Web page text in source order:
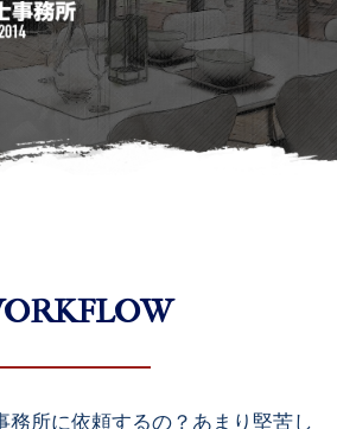
務所に依頼するの？あまり堅苦し